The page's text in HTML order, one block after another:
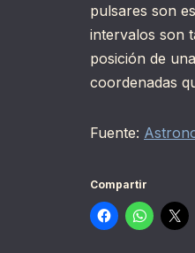
pulsares son
intervalos son
posición de
coordenadas
Fuente:
Compartir